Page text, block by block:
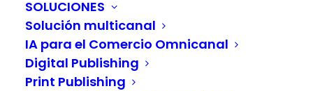
SOLUCIONES
Solución multicanal
IA para el Comercio Omnicanal
Digital Publishing
Print Publishing